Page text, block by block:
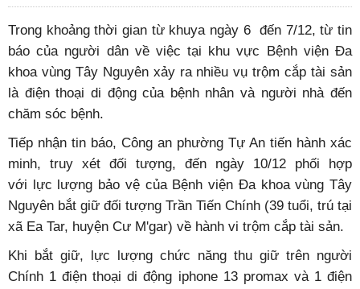
Trong khoảng thời gian từ khuya ngày 6 đến 7/12, từ tin
báo của người dân về việc tại khu vực Bệnh viện Đa
khoa vùng Tây Nguyên xảy ra nhiều vụ trộm cắp tài sản
là điện thoại di động của bệnh nhân và người nhà đến
chăm sóc bệnh.
Tiếp nhận tin báo, Công an phường Tự An tiến hành xác
minh, truy xét đối tượng, đến ngày 10/12 phối hợp
với lực lượng bảo vệ của Bệnh viện Đa khoa vùng Tây
Nguyên bắt giữ đối tượng Trần Tiến Chính (39 tuổi, trú tại
xã Ea Tar, huyện Cư M'gar) về hành vi trộm cắp tài sản.
Khi bắt giữ, lực lượng chức năng thu giữ trên người
Chính 1 điện thoại di động iphone 13 promax và 1 điện